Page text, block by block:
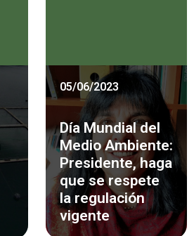
05/06/2023
Día Mundial del
Medio Ambiente:
Presidente, haga
que se respete
la regulación
vigente